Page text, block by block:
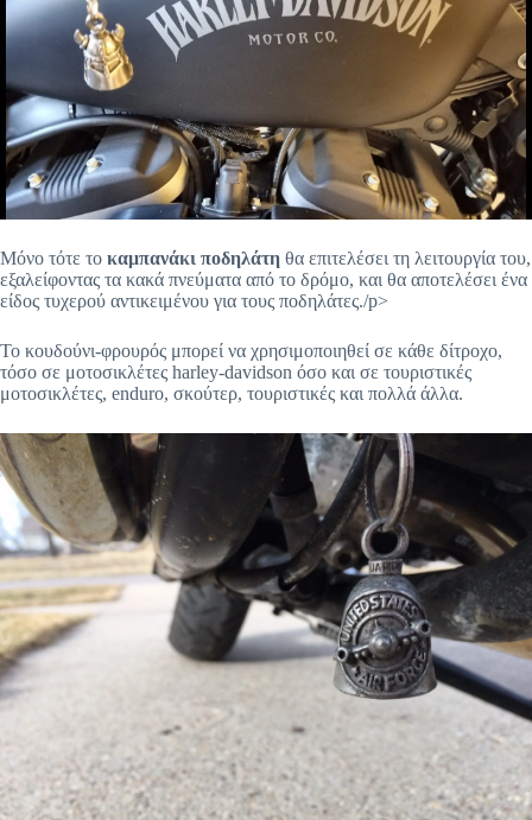
Μόνο τότε το καμπανάκι ποδηλάτη θα επιτελέσει τη λειτουργία του,
εξαλείφοντας τα κακά πνεύματα από το δρόμο, και θα αποτελέσει ένα
είδος τυχερού αντικειμένου για τους ποδηλάτες./p>
Το κουδούνι-φρουρός μπορεί να χρησιμοποιηθεί σε κάθε δίτροχο,
τόσο σε μοτοσικλέτες harley-davidson όσο και σε τουριστικές
μοτοσικλέτες, enduro, σκούτερ, τουριστικές και πολλά άλλα.